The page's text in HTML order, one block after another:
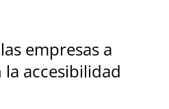
empresas a
accesibilidad